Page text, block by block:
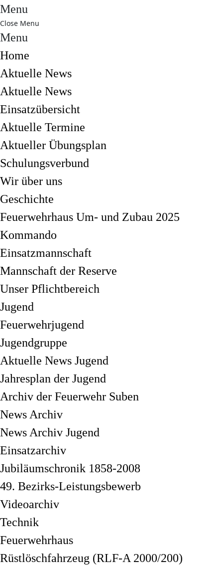
Menu
Close Menu
Menu
Home
Aktuelle News
Aktuelle News
Einsatzübersicht
Aktuelle Termine
Aktueller Übungsplan
Schulungsverbund
Wir über uns
Geschichte
Feuerwehrhaus Um- und Zubau 2025
Kommando
Einsatzmannschaft
Mannschaft der Reserve
Unser Pflichtbereich
Jugend
Feuerwehrjugend
Jugendgruppe
Aktuelle News Jugend
Jahresplan der Jugend
Archiv der Feuerwehr Suben
News Archiv
News Archiv Jugend
Einsatzarchiv
Jubiläumschronik 1858-2008
49. Bezirks-Leistungsbewerb
Videoarchiv
Technik
Feuerwehrhaus
Rüstlöschfahrzeug (RLF-A 2000/200)